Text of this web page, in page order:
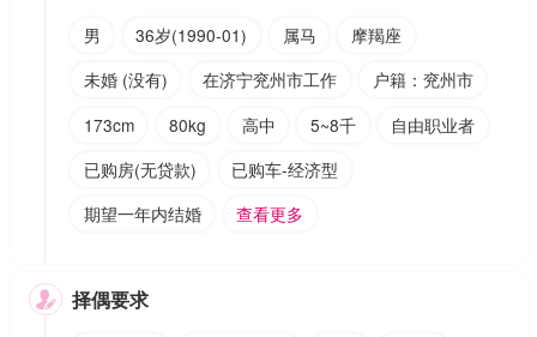
男 36岁(1990-01) 属马
摩羯座
未婚 (没有)
在济宁兖州市工作
户籍：兖州市
173cm
80kg 高中 5~8千
自由职业者
已购房(无贷款)
已购车-经济型
期望一年内结婚
查看更多
 择偶要求